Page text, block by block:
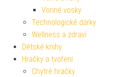
Vonné vosky
Technologické dárky
Wellness a zdraví
Dětské knihy
Hračky a tvoření
Chytré hračky